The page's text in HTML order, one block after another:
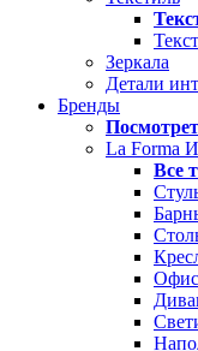
Зеркала
Детали
Бренды
La Forma
Все